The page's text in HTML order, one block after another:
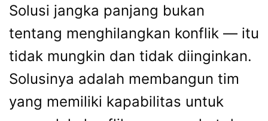
Solusi jangka panjang bukan
tentang menghilangkan konflik — itu
tidak mungkin dan tidak diinginkan.
Solusinya adalah membangun tim
yang memiliki kapabilitas untuk